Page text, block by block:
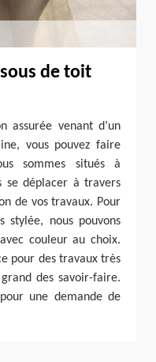
de toit
assurée venant d’un
vous pouvez faire
sommes situés à
se déplacer à travers
de vos travaux. Pour
stylée, nous pouvons
couleur au choix.
pour des travaux très
des savoir-faire.
une demande de